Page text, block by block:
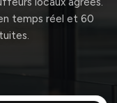
temps réel et 60